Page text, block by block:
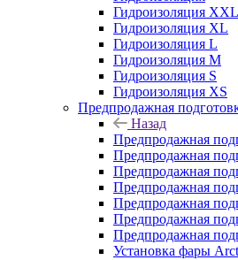
Гидроизоляция XXL
Гидроизоляция XL
Гидроизоляция L
Гидроизоляция M
Гидроизоляция S
Гидроизоляция XS
Предпродажная
Назад
Предпродажная
Предпродажная
Предпродажная
Предпродажная
Предпродажная
Предпродажная
Предпродажная
Установка фары